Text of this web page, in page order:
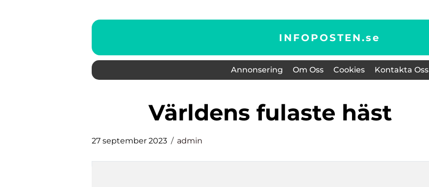
INFOPOSTEN.se
Annonsering Om Oss Cookies Kontakta Oss
världens fulaste häst
27 september 2023 admin